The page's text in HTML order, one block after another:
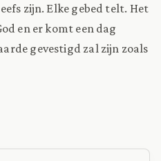
zijn. Elke gebed telt. Het
en er komt een dag
gevestigd zal zijn zoals